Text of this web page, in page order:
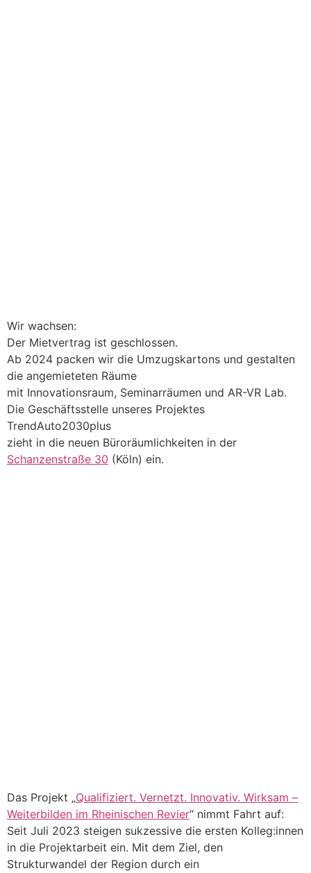
Wir wachsen:
Der Mietvertrag ist geschlossen.
Ab 2024 packen wir die Umzugskartons und gestalten
die angemieteten Räume
mit Innovationsraum, Seminarräumen und AR-VR Lab.
Die Geschäftsstelle unseres Projektes
TrendAuto2030plus
zieht in die neuen Büroräumlichkeiten in der
Schanzenstraße 30 (Köln) ein.
Das Projekt „Qualifiziert. Vernetzt. Innovativ. Wirksam –
Weiterbilden im Rheinischen Revier“ nimmt Fahrt auf:
Seit Juli 2023 steigen sukzessive die ersten Kolleg:innen
in die Projektarbeit ein. Mit dem Ziel, den
Strukturwandel der Region durch ein